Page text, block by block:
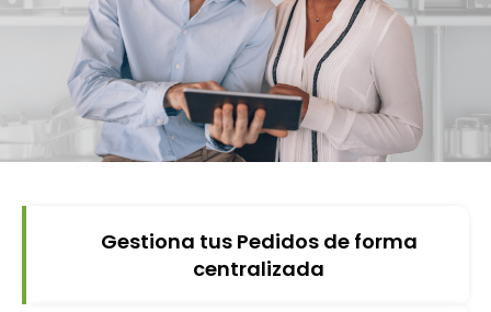
Gestiona tus Pedidos de forma
centralizada